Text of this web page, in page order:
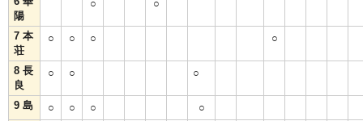
陽
○ ○
7 本
荘
○ ○ ○ ○
8 長
良
○ ○ ○
9 島 ○ ○ ○
○